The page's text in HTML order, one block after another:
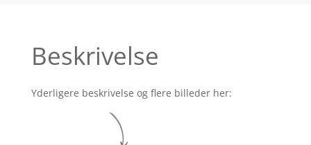
Beskrivelse
Yderligere beskrivelse og flere billeder her: